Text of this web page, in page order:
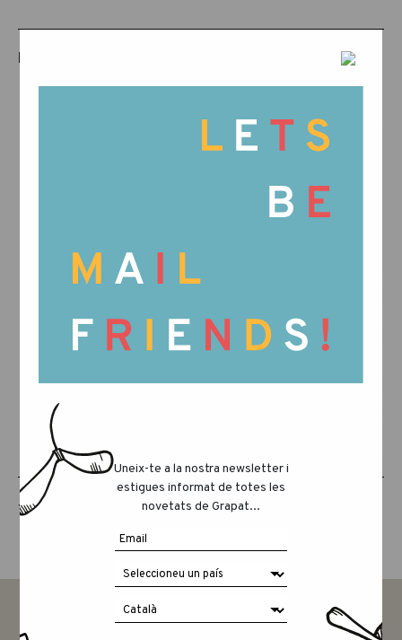
PRODUCTES RELACIONATS
THE ANIMAL CREW
Uneix-te a la nostra newsletter i
estigues informat de totes les
novetats de Grapat...